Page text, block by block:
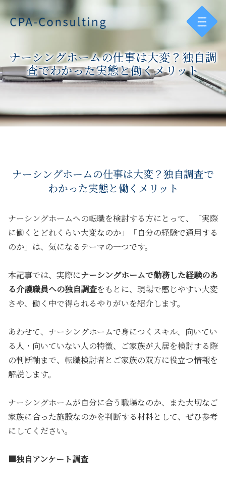
ナーシングホームの仕事は大変？独自調
査でわかった実態と働くメリット
ナーシングホームの仕事は大変？独自調査で
わかった実態と働くメリット
ナーシングホームへの転職を検討する方にとって、「実際
に働くとどれくらい大変なのか」「自分の経験で通用する
のか」は、気になるテーマの一つです。
本記事では、実際にナーシングホームで勤務した経験のあ
る介護職員への独自調査をもとに、 現場で感じやすい大変
さや、働く中で得られるやりがいを紹介します。
あわせて、ナーシングホームで身につくスキル、向いてい
る人・向いていない人の特徴、ご家族が入居を検討する際
の判断軸まで、転職検討者とご家族の双方に役立つ情報を
解説します。
ナーシングホームが自分に合う職場なのか、また大切なご
家族に合った施設なのかを判断する材料として、ぜひ参考
にしてください。
■独自アンケート調査